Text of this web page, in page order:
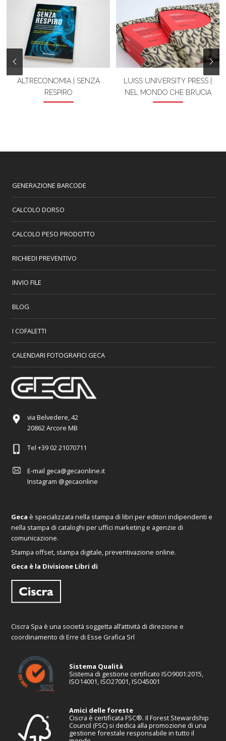
ALTRECONOMIA | SENZA
RESPIRO
LUISS UNIVERSITY PRESS |
NEL MONDO CHE BRUCIA
GENERAZIONE BARCODE
CALCOLO DORSO
CALCOLO PESO PRODOTTO
RICHIEDI PREVENTIVO
INVIO FILE
BLOG
I COFALETTI
CALENDARI FOTOGRAFICI GECA
via Belvedere, 42
20862 Arcore MB
Tel +39 02 21070711
E-mail geca@gecaonline.it
Instagram @gecaonline
Geca è specializzata nella stampa di libri per editori indipendenti e
nella stampa di cataloghi per uffici marketing e agenzie di
comunicazione.
Stampa offset, stampa digitale, preventivazione online.
Geca è la Divisione Libri di
Ciscra Spa è una società soggetta all’attività di direzione e
coordinamento di Erre di Esse Grafica Srl
Sistema Qualità
Sistema di gestione certificato ISO9001:2015,
ISO14001, ISO27001, ISO45001
Amici delle foreste
Ciscra è certificata FSC®. Il Forest Stewardship
Council (FSC) si dedica alla promozione di una
gestione forestale responsabile in tutto il